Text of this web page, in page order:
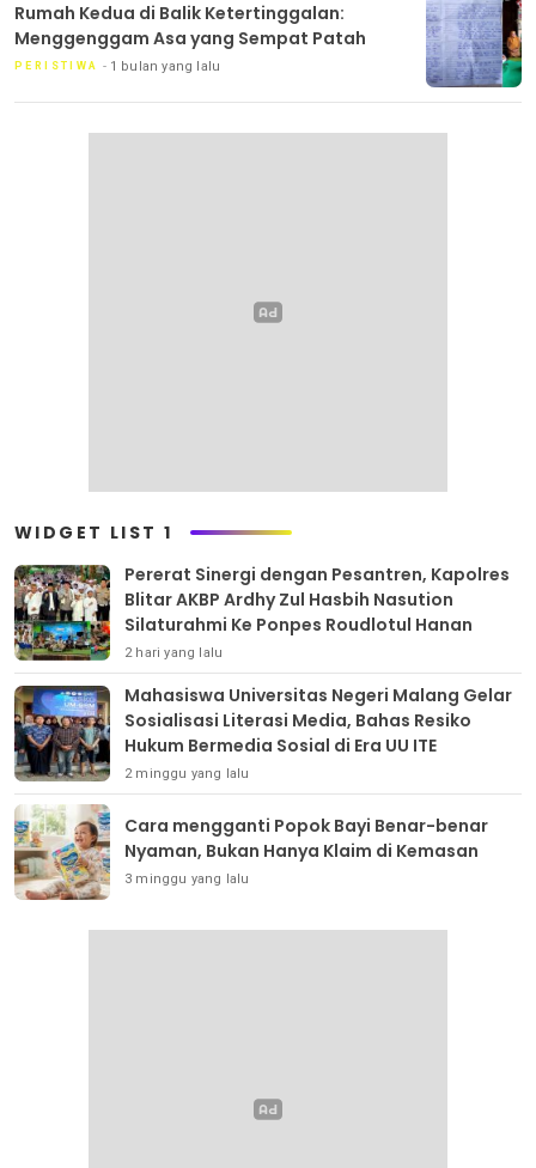
Rumah Kedua di Balik Ketertinggalan:
Menggenggam Asa yang Sempat Patah
PERISTIWA 1 bulan yang lalu
WIDGET LIST 1
Pererat Sinergi dengan Pesantren, Kapolres
Blitar AKBP Ardhy Zul Hasbih Nasution
Silaturahmi Ke Ponpes Roudlotul Hanan
2 hari yang lalu
Mahasiswa Universitas Negeri Malang Gelar
Sosialisasi Literasi Media, Bahas Resiko
Hukum Bermedia Sosial di Era UU ITE
2 minggu yang lalu
Cara mengganti Popok Bayi Benar-benar
Nyaman, Bukan Hanya Klaim di Kemasan
3 minggu yang lalu